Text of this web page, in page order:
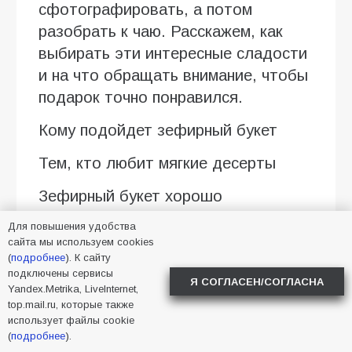
сфотографировать, а потом
разобрать к чаю. Расскажем, как
выбирать эти интересные сладости
и на что обращать внимание, чтобы
подарок точно понравился.
Кому подойдет зефирный букет
Тем, кто любит мягкие десерты
Зефирный букет хорошо
воспринимается людьми, которые
выбирают легкие сладости вместо
плотных тортов с кремом. В
композиции могут быть ванильные,
ягодные, сливочные оттенки вкуса,
а еще пастельная гамма: белый,
Для повышения удобства
сайта мы используем cookies
(подробнее). К сайту
подключены сервисы
Yandex.Metrika, LiveInternet,
top.mail.ru, которые также
использует файлы cookie
(подробнее).
Я СОГЛАСЕН/СОГЛАСНА